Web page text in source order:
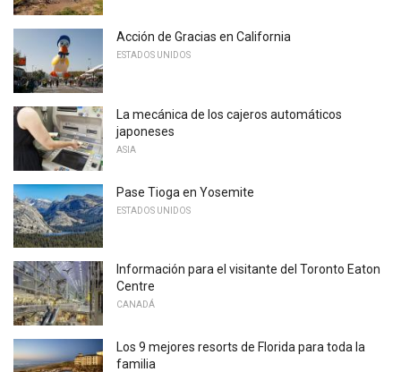
Acción de Gracias en California
ESTADOS UNIDOS
La mecánica de los cajeros automáticos
japoneses
ASIA
Pase Tioga en Yosemite
ESTADOS UNIDOS
Información para el visitante del Toronto Eaton
Centre
CANADÁ
Los 9 mejores resorts de Florida para toda la
familia